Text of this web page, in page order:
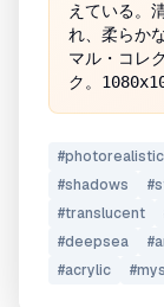
えている。
れ、柔らか
マル・コレ
ク。
#photorealistic
#shadows #
#translucent
#deepsea #
#acrylic #